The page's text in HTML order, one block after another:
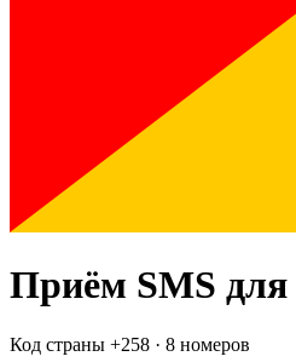
Приём SMS для
Код страны +258 · 8 номеров